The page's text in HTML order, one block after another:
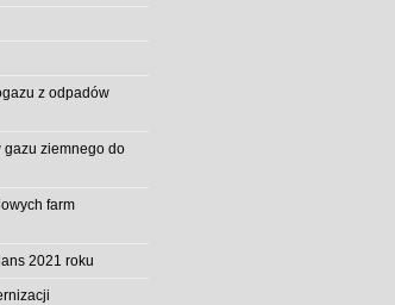
z odpadów
gazu ziemnego do
farm
2021 roku